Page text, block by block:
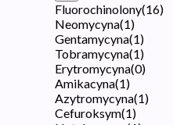
Fluorochinolony(16)
Neomycyna(1)
Gentamycyna(1)
Tobramycyna(1)
Erytromycyna(0)
Amikacyna(1)
Azytromycyna(1)
Cefuroksym(1)